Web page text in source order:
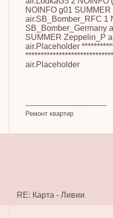
NOINFO g01
air.SB_Bomber_RFC 1
SB_Bomber_Germany
SUMMER Zeppelin_P
air.Placeholder
air.Placeholder
--------------------------------
Ремонт квартир
RE: Карта - Ливии